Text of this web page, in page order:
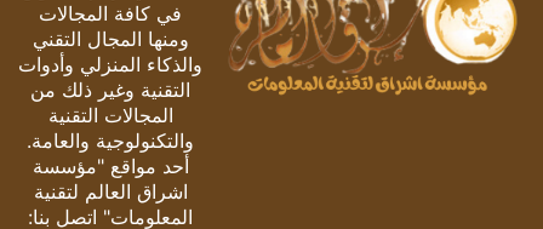
في كافة المجالات
ومنها المجال التقني
والذكاء المنزلي وأدوات
التقنية وغير ذلك من
المجالات التقنية
والتكنولوجية والعامة.
أحد مواقع "مؤسسة
اشراق العالم لتقنية
المعلومات" اتصل بنا: